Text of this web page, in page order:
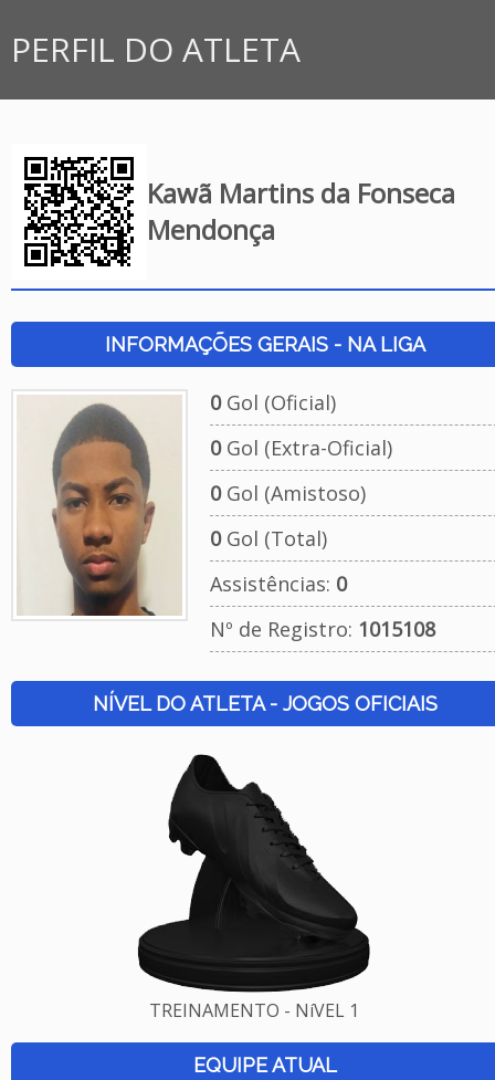
PERFIL DO ATLETA
Kawã Martins da Fonseca
Mendonça
INFORMAÇÕES GERAIS - NA LIGA
0Gol (Oficial)
0Gol (Extra-Oficial)
0Gol (Amistoso)
0Gol (Total)
Assistências: 0
Nº de Registro: 1015108
NÍVEL DO ATLETA - JOGOS OFICIAIS
TREINAMENTO - NíVEL 1
EQUIPE ATUAL